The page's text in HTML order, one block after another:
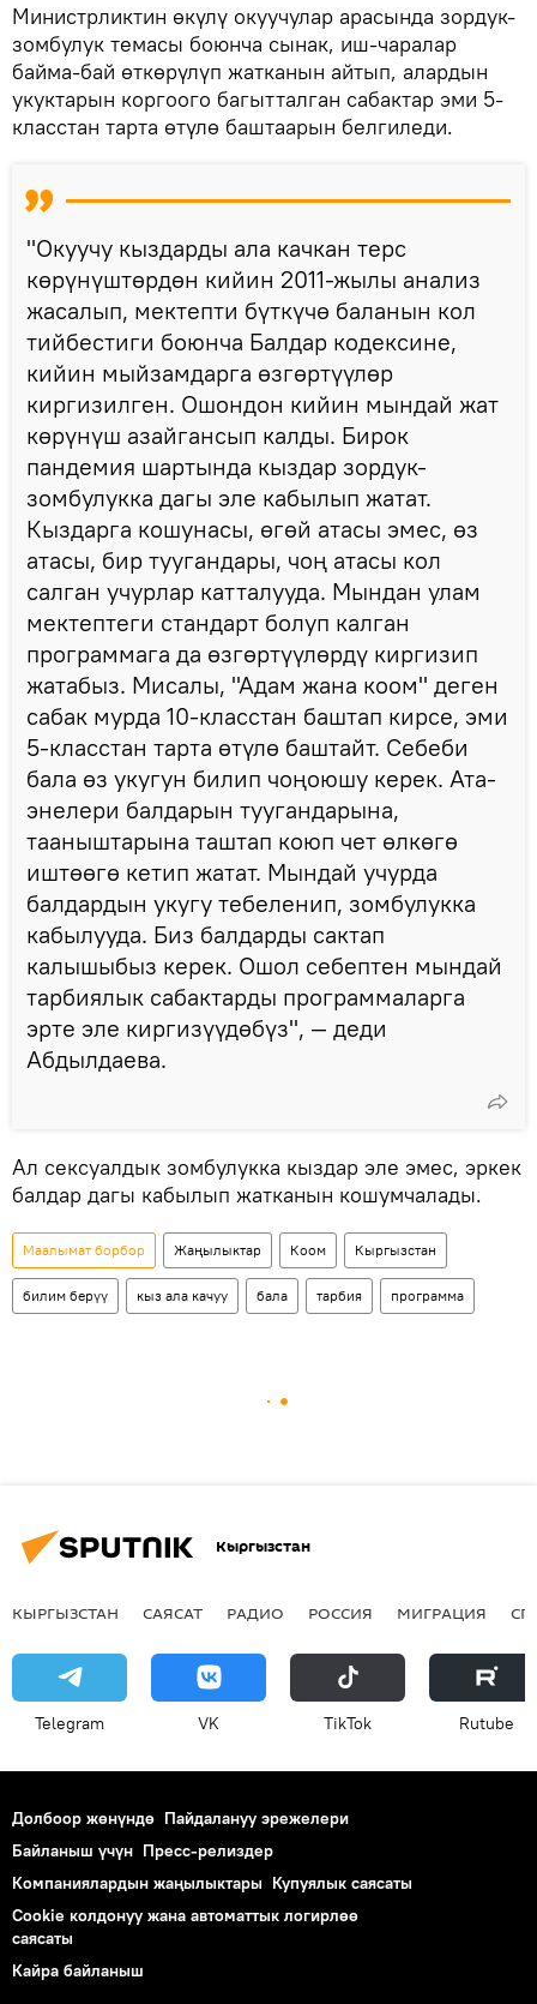
Министрликтин өкүлү окуучулар арасында зордук-
зомбулук темасы боюнча сынак, иш-чаралар
байма-бай өткөрүлүп жатканын айтып, алардын
укуктарын коргоого багытталган сабактар эми 5-
класстан тарта өтүлө баштаарын белгиледи.
"Окуучу кыздарды ала качкан терс
көрүнүштөрдөн кийин 2011-жылы анализ
жасалып, мектепти бүткүчө баланын кол
тийбестиги боюнча Балдар кодексине,
кийин мыйзамдарга өзгөртүүлөр
киргизилген. Ошондон кийин мындай жат
көрүнүш азайгансып калды. Бирок
пандемия шартында кыздар зордук-
зомбулукка дагы эле кабылып жатат.
Кыздарга кошунасы, өгөй атасы эмес, өз
атасы, бир туугандары, чоң атасы кол
салган учурлар катталууда. Мындан улам
мектептеги стандарт болуп калган
программага да өзгөртүүлөрдү киргизип
жатабыз. Мисалы, "Адам жана коом" деген
сабак мурда 10-класстан баштап кирсе, эми
5-класстан тарта өтүлө баштайт. Себеби
бала өз укугун билип чоңоюшу керек. Ата-
энелери балдарын туугандарына,
тааныштарына таштап коюп чет өлкөгө
иштөөгө кетип жатат. Мындай учурда
балдардын укугу тебеленип, зомбулукка
кабылууда. Биз балдарды сактап
калышыбыз керек. Ошол себептен мындай
тарбиялык сабактарды программаларга
эрте эле киргизүүдөбүз", — деди
Абдылдаева.
Ал сексуалдык зомбулукка кыздар эле эмес, эркек
балдар дагы кабылып жатканын кошумчалады.
Маалымат борбор Жаңылыктар Коом Кыргызстан
билим берүү кыз ала качуу бала тарбия программа
Кыргызстан
КЫРГЫЗСТАН САЯСАТ РАДИО РОССИЯ МИГРАЦИЯ
Telegram VK ТikТоk Rutube
Долбоор жөнүндө Пайдалануу эрежелери
Байланыш үчүн Пресс-релиздер
Компаниялардын жаңылыктары Купуялык саясаты
Cookie колдонуу жана автоматтык логирлөө
саясаты
Кайра байланыш